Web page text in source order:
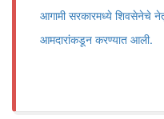
आगामी सरकारमध्ये शिवसेनेचे
आमदारांकडून करण्यात आली.